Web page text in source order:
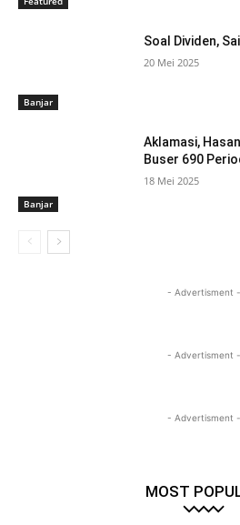
Banjar
Soal Dividen,
20 Mei 2025
Banjar
Aklamasi,
Buser 690
18 Mei 2025
- Advertisment -
- Advertisment -
- Advertisment -
MOST